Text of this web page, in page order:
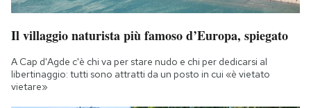
Il villaggio naturista più famoso d’Europa, spiegato
A Cap d'Agde c'è chi va per stare nudo e chi per dedicarsi al
libertinaggio: tutti sono attratti da un posto in cui «è vietato
vietare»